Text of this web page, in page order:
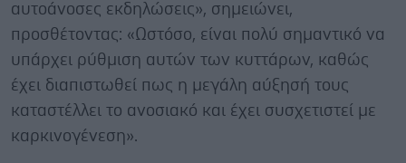
αυτοάνοσες εκδηλώσεις», σημειώνει,
προσθέτοντας: «Ωστόσο, είναι πολύ σημαντικό να
υπάρχει ρύθμιση αυτών των κυττάρων, καθώς
έχει διαπιστωθεί πως η μεγάλη αύξησή τους
καταστέλλει το ανοσιακό και έχει συσχετιστεί με
καρκινογένεση».